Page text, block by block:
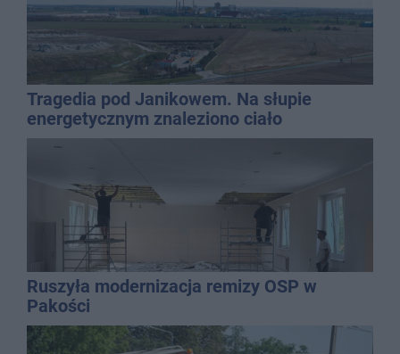
Tragedia pod Janikowem. Na słupie
energetycznym znaleziono ciało
mężczyzny
Ruszyła modernizacja remizy OSP w
Pakości